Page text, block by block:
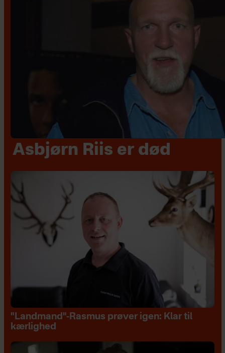
Asbjørn Riis er død
"Landmand"-Rasmus prøver igen: Klar til
kærlighed